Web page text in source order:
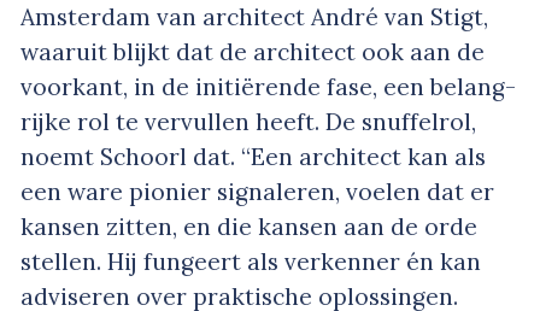
Amsterdam van architect André van Stigt,
waaruit blijkt dat de architect ook aan de
voorkant, in de initiërende fase, een belang­
rijke rol te vervullen heeft. De snuffelrol,
noemt Schoorl dat. “Een architect kan als
een ware pionier signaleren, voelen dat er
kansen zitten, en die kansen aan de orde
stellen. Hij fungeert als verkenner én kan
adviseren over praktische oplossingen.